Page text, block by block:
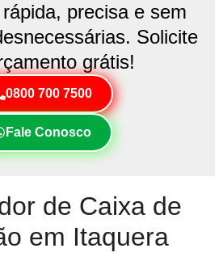
precisa e sem
Solicite
grátis!
0800 700 7500
Fale Conosco
de Caixa de
em Itaquera